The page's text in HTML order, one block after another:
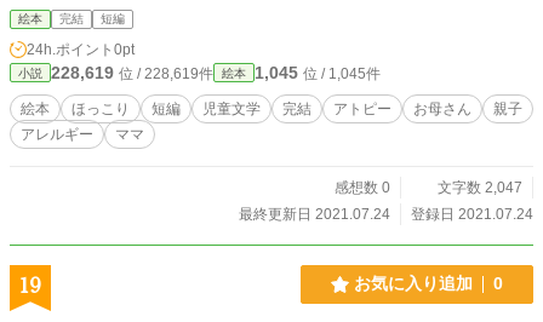
制的に変更される。 怒るぼく、息子を心配して泣いて怒るママ。 二人の親
子が出したアトピーとの付き合い方とは……。
絵本 完結 短編
24h.ポイント 0pt
小説 228,619 位 / 228,619件 絵本 1,045 位 / 1,045件
絵本 ほっこり 短編 児童文学 完結 アトピー お母さん
親子
アレルギー
ママ
感想数 0
文字数 2,047
最終更新日 2021.07.24
登録日 2021.07.24
19 お気に入り追加 0